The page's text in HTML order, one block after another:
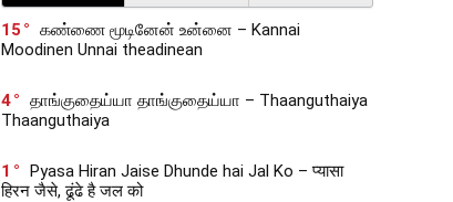
15
கண்ணை மூடினேன் உன்னை – Kannai
Moodinen Unnai theadinean
4
தாங்குதைய்யா தாங்குதைய்யா – Thaanguthaiya
Thaanguthaiya
1
Pyasa Hiran Jaise Dhunde hai Jal Ko – प्यासा
हिरन जैसे, ढूंढे है जल को